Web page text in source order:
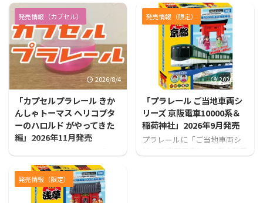
発売情報（カプセル）
2026/8/4
「カプセルプラレール きか
んしゃトーマス ヘリコプタ
ーのハロルド がやってきた
編」2026年11月発売
プセルプラレール きかんしゃ
トーマス ヘリコプターのハロ
ルド がやってきた編」が発売
となります！
発売情報（限定）
2026/7/31
「プラレール ご当地車両シ
リーズ 京阪電車10000系＆
稲荷神社」2026年9月発売
プラレールに「ご当地車両シ
発売情報（限定）